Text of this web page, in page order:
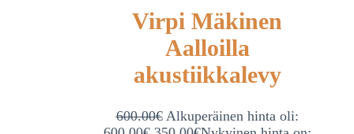
Virpi Mäkinen
Aalloilla
akustiikkalevy
600.00€ Alkuperäinen hinta oli: